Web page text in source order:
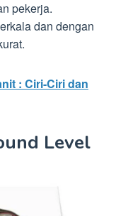
pekerja.
dan dengan
: Ciri-Ciri dan
Level